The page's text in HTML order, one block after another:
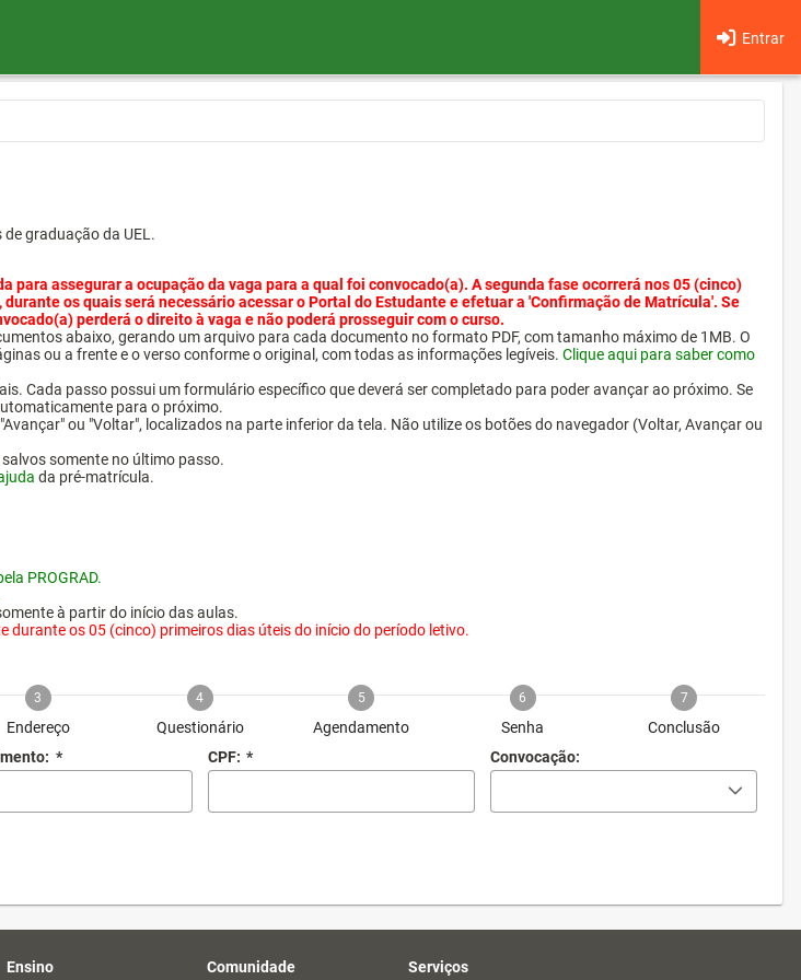
Entrar
graduação da UEL.
para assegurar a ocupação da vaga para a qual foi convocado(a). A segunda fase ocorrerá nos 05 (cinco)
os quais será necessário acessar o Portal do Estudante e efetuar a 'Confirmação de Matrícula'. Se
perderá o direito à vaga e não poderá prosseguir com o curso.
abaixo, gerando um arquivo para cada documento no formato PDF, com tamanho máximo de 1MB. O
ou a frente e o verso conforme o original, com todas as informações legíveis. Clique aqui para saber como
Cada passo possui um formulário específico que deverá ser completado para poder avançar ao próximo. Se
para o próximo.
ou "Voltar", localizados na parte inferior da tela. Não utilize os botões do navegador (Voltar, Avançar ou
somente no último passo.
da pré-matrícula.
PROGRAD.
à partir do início das aulas.
os 05 (cinco) primeiros dias úteis do início do período letivo.
3
Endereço
4
Questionário
5
Agendamento
6
Senha
7
Conclusão
* CPF: * Convocação:
Ensino Comunidade Serviços